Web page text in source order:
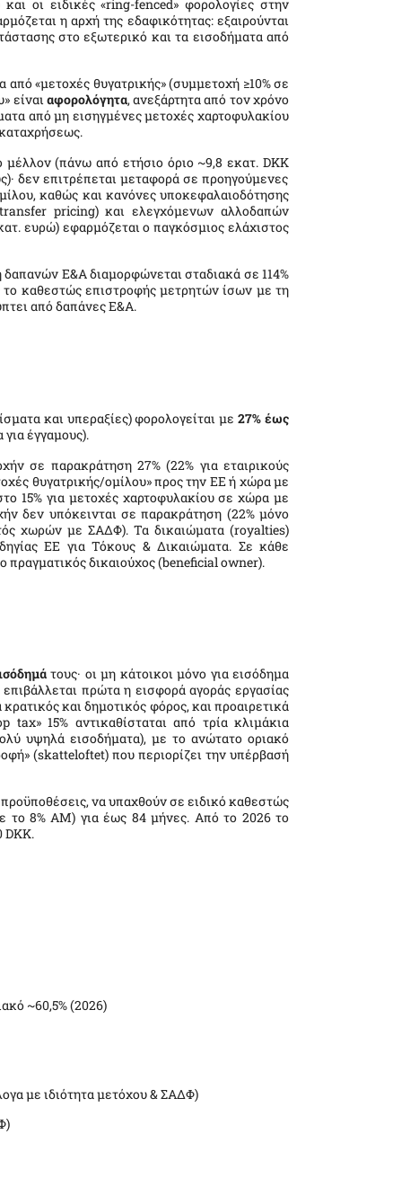
οι ειδικές «ring-fenced» φορολογίες στην
η αρχή της εδαφικότητας: εξαιρούνται
στο εξωτερικό και τα εισοδήματα από
«μετοχές θυγατρικής» (συμμετοχή ≥10% σε
είναιαφορολόγητα, ανεξάρτητα από τον χρόνο
από μη εισηγμένες μετοχές χαρτοφυλακίου
(πάνω από ετήσιο όριο ~9,8 εκατ.DKK
δεν επιτρέπεται μεταφορά σε προηγούμενες
καθώς και κανόνες υποκεφαλαιοδότησης
pricing) και ελεγχόμενων αλλοδαπών
ευρώ) εφαρμόζεται ο παγκόσμιος ελάχιστος
Ε&Α διαμορφώνεται σταδιακά σε 114%
το καθεστώς επιστροφής μετρητών ίσων με τη
από δαπάνες Ε&Α.
και υπεραξίες) φορολογείται με27% έως
έγγαμους).
σε παρακράτηση 27% (22% για εταιρικούς
θυγατρικής/ομίλου» προς την ΕΕ ή χώρα με
15% για μετοχές χαρτοφυλακίου σε χώρα με
δεν υπόκεινται σε παρακράτηση (22% μόνο
χωρών με ΣΑΔΦ). Τα δικαιώματα (royalties)
ΕΕ για Τόκους & Δικαιώματα. Σε κάθε
πραγματικός δικαιούχος (beneficial owner).
τους· οι μη κάτοικοι μόνο για εισόδημα
πρώτα η εισφορά αγοράς εργασίας
και δημοτικός φόρος, και προαιρετικά
15% αντικαθίσταται από τρία κλιμάκια
υψηλά εισοδήματα), με το ανώτατο οριακό
(skatteloftet) που περιορίζει την υπέρβασή
να υπαχθούν σε ειδικό καθεστώς
το 8% AM) για έως 84 μήνες. Από το 2026 το
DKK.
~60,5% (2026)
με ιδιότητα μετόχου & ΣΑΔΦ)